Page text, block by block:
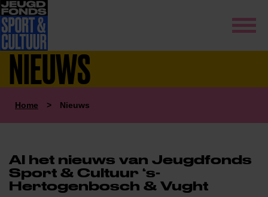
NIEUWS
Home > Nieuws
Al het nieuws van Jeugdfonds
Sport & Cultuur ‘s-
Hertogenbosch & Vught